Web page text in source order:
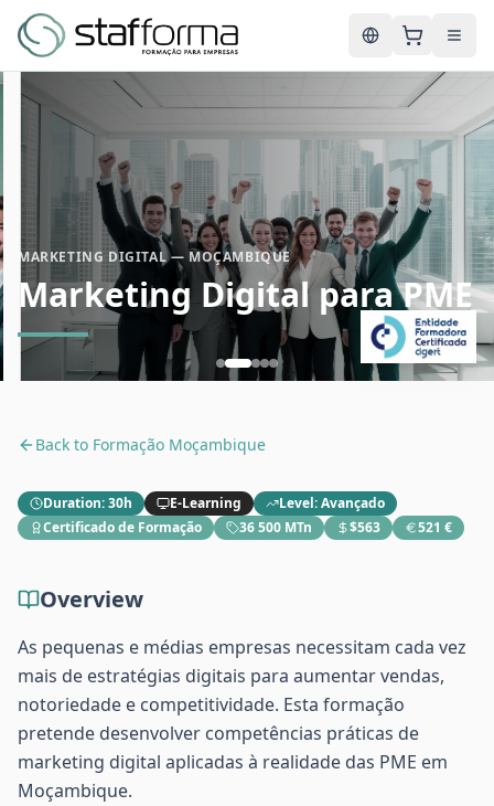
English
MARKETING DIGITAL — MOÇAMBIQUE
Marketing Digital para PME
Back to Formação Moçambique
Duration:30h E-Learning Level:Avançado
Certificado de Formação
36 500 MTn $563 521 €
Overview
As pequenas e médias empresas necessitam cada vez
mais de estratégias digitais para aumentar vendas,
notoriedade e competitividade. Esta formação
pretende desenvolver competências práticas de
marketing digital aplicadas à realidade das PME em
Moçambique.